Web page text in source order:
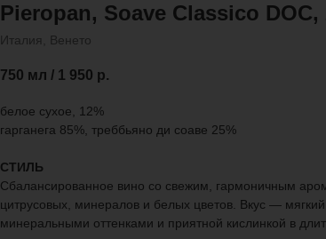
Pieropan, Soave Classico DOC,
Италия, Венето
750 мл / 1 950 р.
белое сухое, 12%
гарганега 85%, треббьяно ди соаве 25%
СТИЛЬ
Сбалансированное вино со свежим, гармоничным
цитрусовых, минералов и белых цветов. Вкус —
минеральными оттенками и приятной кислинкой в